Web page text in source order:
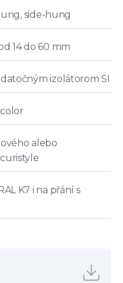
side-hung
14 do 60 mm
izolátorom SI
alebo
K7 i na přání s